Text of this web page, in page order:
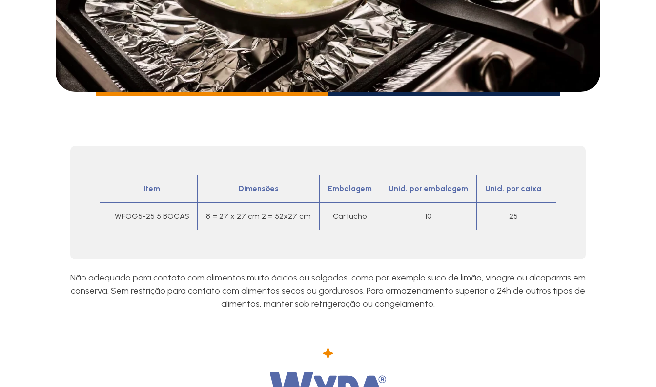
Item Dimensões Embalagem Unid. por embalagem Unid. por caixa
WFOG5-25 5 BOCAS 8 = 27 x 27 cm 2 = 52x27 cm Cartucho 10 25
Não adequado para contato com alimentos muito ácidos ou salgados, como por exemplo suco de limão, vinagre ou alcaparras em
conserva. Sem restrição para contato com alimentos secos ou gordurosos. Para armazenamento superior a 24h de outros tipos de
alimentos, manter sob refrigeração ou congelamento.